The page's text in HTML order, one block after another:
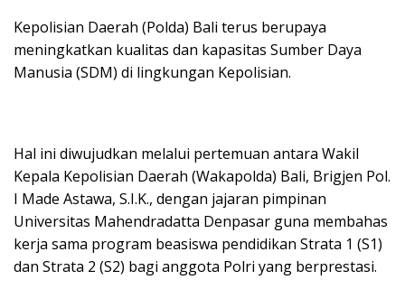
Kepolisian Daerah (Polda) Bali terus berupaya
meningkatkan kualitas dan kapasitas Sumber Daya
Manusia (SDM) di lingkungan Kepolisian.
Hal ini diwujudkan melalui pertemuan antara Wakil
Kepala Kepolisian Daerah (Wakapolda) Bali, Brigjen Pol.
I Made Astawa, S.I.K., dengan jajaran pimpinan
Universitas Mahendradatta Denpasar guna membahas
kerja sama program beasiswa pendidikan Strata 1 (S1)
dan Strata 2 (S2) bagi anggota Polri yang berprestasi.